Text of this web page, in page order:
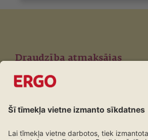
Draudzība atmaksājas
Lojalitātes programma ERGO klientiem
Uzzini vairāk!